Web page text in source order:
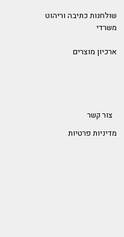
שולחנות כתיבה וריהוט
משרדי
ארכיון מוצרים
צור קשר
מדיניות פרטיות